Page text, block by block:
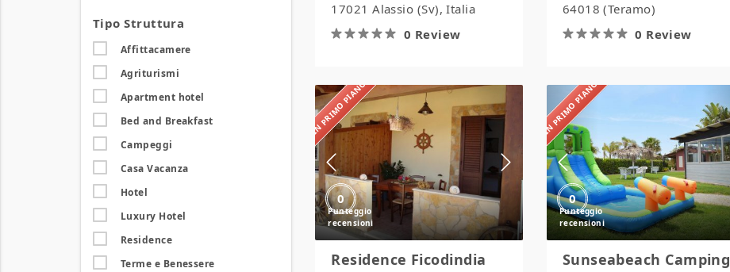
Tipo Struttura
Affittacamere
Agriturismi
Apartment hotel
Bed and Breakfast
Campeggi
Casa Vacanza
Hotel
Luxury Hotel
Residence
Terme e Benessere
17021 Alassio (Sv), Italia
0 Review
64018 (Teramo)
0 Review
IN PRIMO PIANO
0
Residence
Ficodindia
Residence Ficodindia
IN PRIMO PIANO
0
Sunseabeach Camping